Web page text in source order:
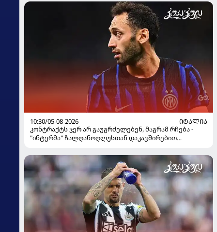
10:30/05-08-2026
ᲘᲢᲐᲚᲘᲐ
კონტრაქტს ჯერ არ გაუგრძელებენ, მაგრამ რჩება -
"ინტერმა" ჩალღანოღლუსთან დაკავშირებით